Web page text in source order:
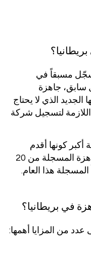
مسبقاً في
سابق، جاهزة
الذي لا يحتاج
اللازمة لتسجيل شركة
كونها أقدم
ومسجلة مسبقاً، أي أن الشركة الجاهزة المسجلة من 20
هذا العام.
في بريطانيا؟
من المزايا أهمها: